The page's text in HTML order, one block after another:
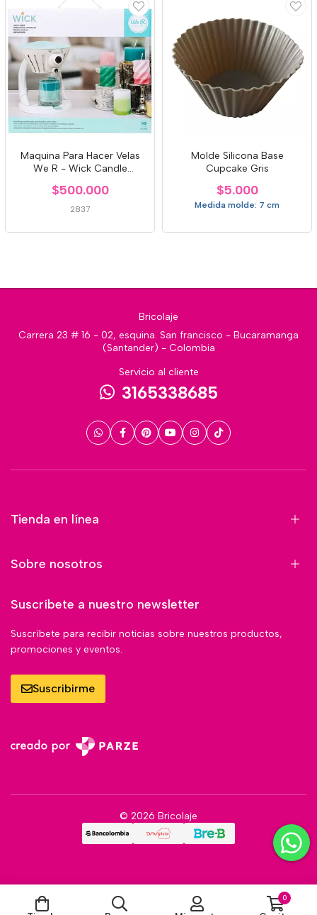
Maquina Para Hacer Velas
We R - Wick Candle
$500.000
2837
Molde Silicona Base
Cupcake Gris
$5.000
Medida molde: 7 cm
Bricolaje
Carrera 23 # 16 - 02, esquina. San francisco - Bucaramanga
(Santander) - Colombia
Servicio al cliente
3165338685
Tienda en línea
Sobre nosotros
Suscríbete a nuestro newsletter
Suscríbete para recibir noticias sobre nuestros productos,
promociones y eventos.
Suscribirme
© 2026 Bricolaje
0